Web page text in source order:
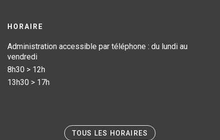
HORAIRE
Administration accessible par téléphone : du lundi au
vendredi
8h30 > 12h
13h30 > 17h
TOUS LES HORAIRES